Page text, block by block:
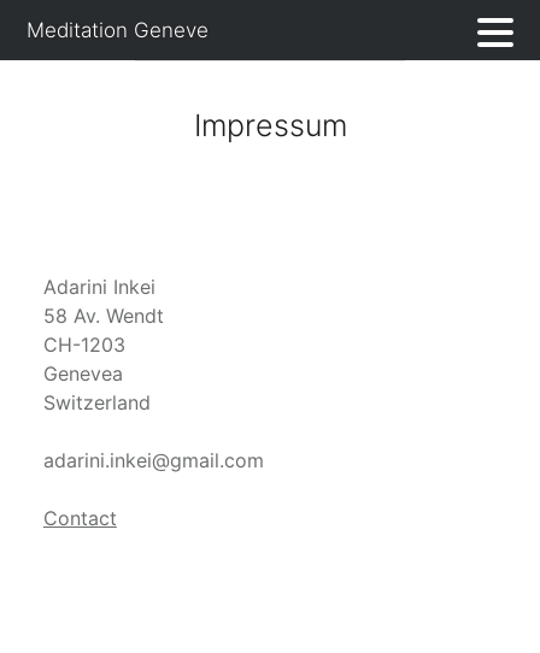
Meditation Geneve
Impressum
Adarini Inkei
58 Av. Wendt
CH-1203
Genevea
Switzerland
adarini.inkei@gmail.com
Contact